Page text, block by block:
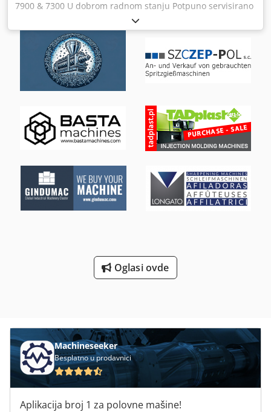
7900 & 7300 U dobrom radnom stanju Potpuno servisirano
Djdjkyumkjpfx Ac Ujck U radnom stanju
Oglasi ovde
Machineseeker
Besplatno u prodavnici
Aplikacija broj 1 za polovne mašine!